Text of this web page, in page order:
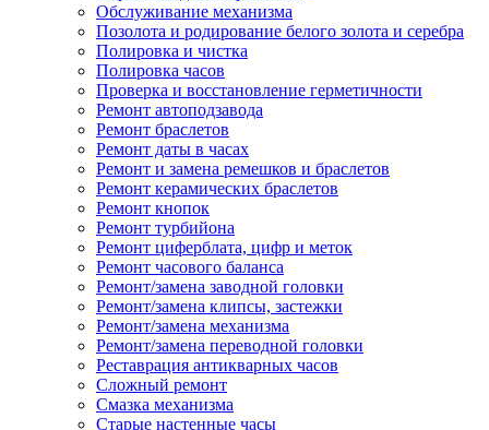
Обслуживание механизма
Позолота и родирование белого золота и серебра
Полировка и чистка
Полировка часов
Проверка и восстановление герметичности
Ремонт автоподзавода
Ремонт браслетов
Ремонт даты в часах
Ремонт и замена ремешков и браслетов
Ремонт керамических браслетов
Ремонт кнопок
Ремонт турбийона
Ремонт циферблата, цифр и меток
Ремонт часового баланса
Ремонт/замена заводной головки
Ремонт/замена клипсы, застежки
Ремонт/замена механизма
Ремонт/замена переводной головки
Реставрация антикварных часов
Сложный ремонт
Смазка механизма
Старые настенные часы